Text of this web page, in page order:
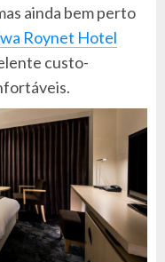
ainda bem perto
Roynet Hotel
custo-